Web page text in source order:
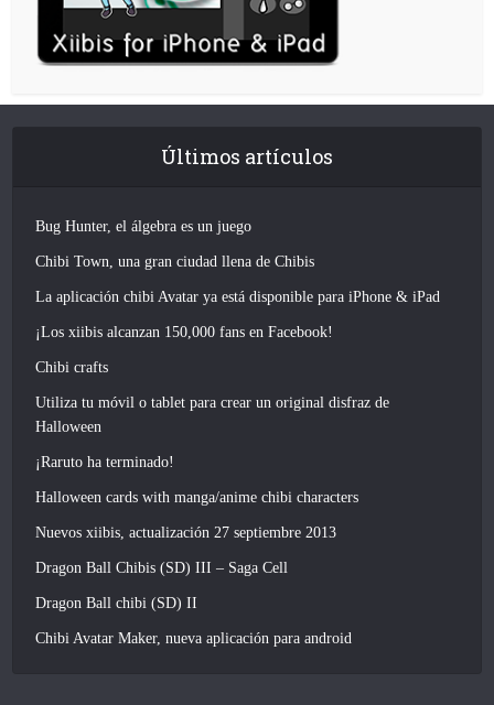
Últimos artículos
Bug Hunter, el álgebra es un juego
Chibi Town, una gran ciudad llena de Chibis
La aplicación chibi Avatar ya está disponible para iPhone & iPad
¡Los xiibis alcanzan 150,000 fans en Facebook!
Chibi crafts
Utiliza tu móvil o tablet para crear un original disfraz de
Halloween
¡Raruto ha terminado!
Halloween cards with manga/anime chibi characters
Nuevos xiibis, actualización 27 septiembre 2013
Dragon Ball Chibis (SD) III – Saga Cell
Dragon Ball chibi (SD) II
Chibi Avatar Maker, nueva aplicación para android